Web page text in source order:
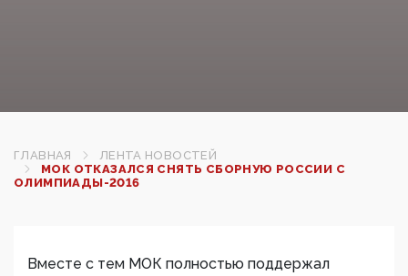
ГЛАВНАЯ
ЛЕНТА НОВОСТЕЙ
МОК ОТКАЗАЛСЯ СНЯТЬ СБОРНУЮ РОССИИ С
ОЛИМПИАДЫ-2016
Вместе с тем МОК полностью поддержал